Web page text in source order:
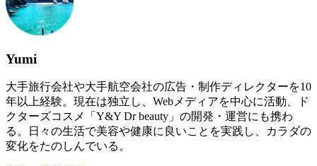
Yumi
大手旅行会社や大手航空会社の広告・制作ディレクターを10
年以上経験。現在は独立し、Webメディアを中心に活動、ド
クターズコスメ「Y&Y Dr beauty」の開発・運営にも携わ
る。日々の生活で美容や健康に良いことを実践し、カラダの
変化をたのしんでいる。